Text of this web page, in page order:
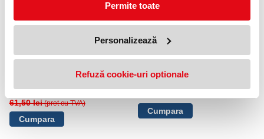
Permite toate
Personalizează
Refuză cookie-uri optionale
Regele pitic cu gardieni
61,50 lei(pret cu TVA)
Piticul zburator Playmobil